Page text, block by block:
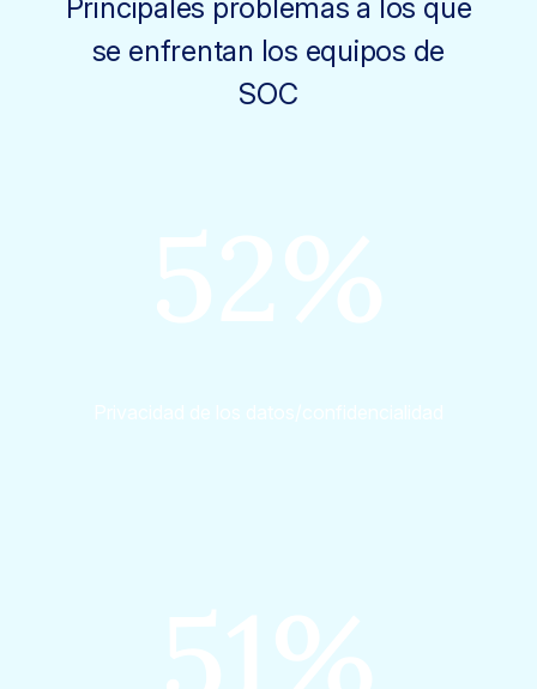
Principales problemas a los que
se enfrentan los equipos de
SOC